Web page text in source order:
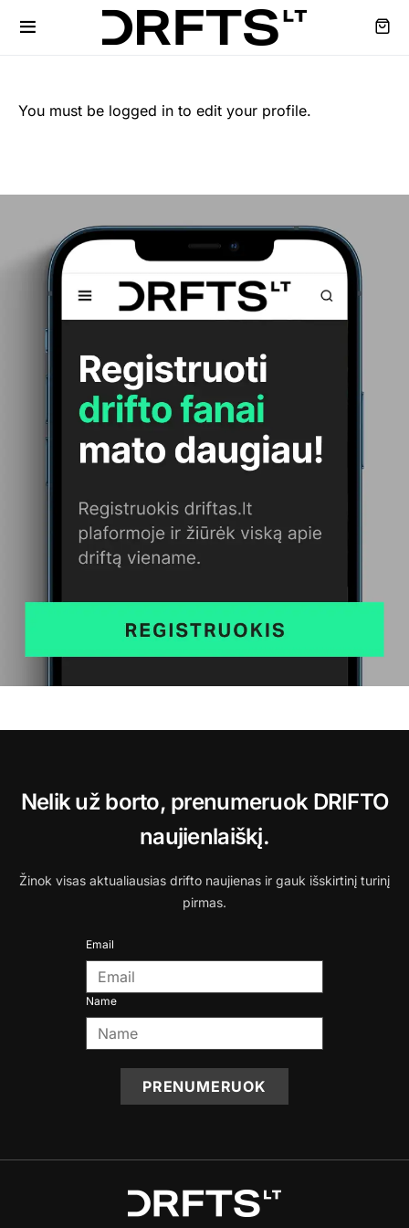
You must be logged in to edit your profile.
Nelik už borto, prenumeruok DRIFTO
naujienlaiškį.
Žinok visas aktualiausias drifto naujienas ir gauk išskirtinį turinį
pirmas.
Email
Name
PRENUMERUOK